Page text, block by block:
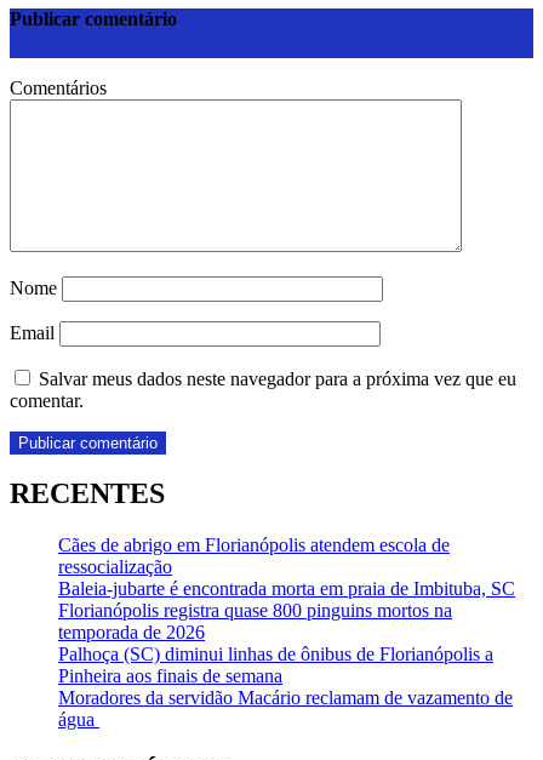
Publicar comentário
Comentários
Nome
Email
Salvar meus dados neste navegador para a próxima vez que eu
comentar.
RECENTES
Cães de abrigo em Florianópolis atendem escola de
ressocialização
Baleia-jubarte é encontrada morta em praia de Imbituba, SC
Florianópolis registra quase 800 pinguins mortos na
temporada de 2026
Palhoça (SC) diminui linhas de ônibus de Florianópolis a
Pinheira aos finais de semana
Moradores da servidão Macário reclamam de vazamento de
água